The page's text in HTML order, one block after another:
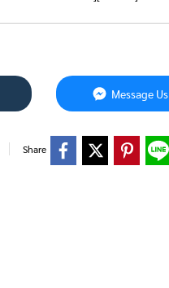
Message Us
Share